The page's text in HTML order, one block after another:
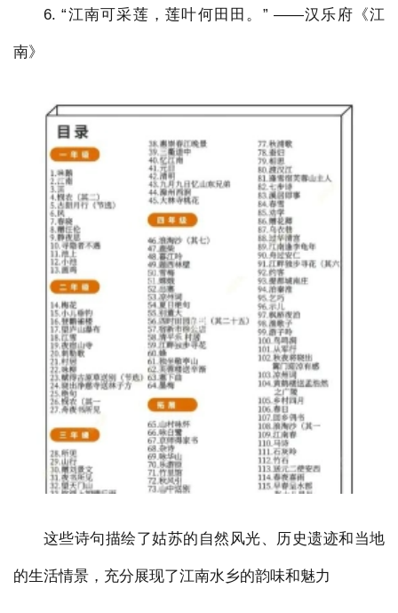
6. “江南可采莲，莲叶何田田。” ——汉乐府《江
南》
这些诗句描绘了姑苏的自然风光、历史遗迹和当地
的生活情景，充分展现了江南水乡的韵味和魅力